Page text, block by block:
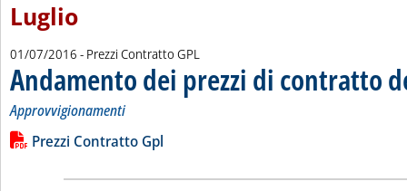
Luglio
01/07/2016 - Prezzi Contratto GPL
Andamento dei prezzi di contratto
Approvvigionamenti
Leggi tutta la notizia: 'Andamento dei prezzi di contratto del
Lista allegati PDF alla notizia
Prezzi Contratto Gpl